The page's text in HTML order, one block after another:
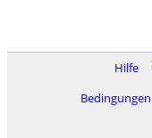
Hilfe
Bedingungen